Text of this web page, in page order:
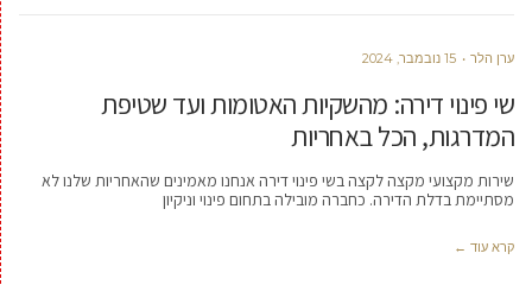
ערן הלר 15 נובמבר, 2024
שי פינוי דירה: מהשקיות האטומות ועד שטיפת
המדרגות, הכל באחריות
שירות מקצועי מקצה לקצה בשי פינוי דירה אנחנו מאמינים שהאחריות שלנו לא
מסתיימת בדלת הדירה. כחברה מובילה בתחום פינוי וניקיון
קרא עוד ←